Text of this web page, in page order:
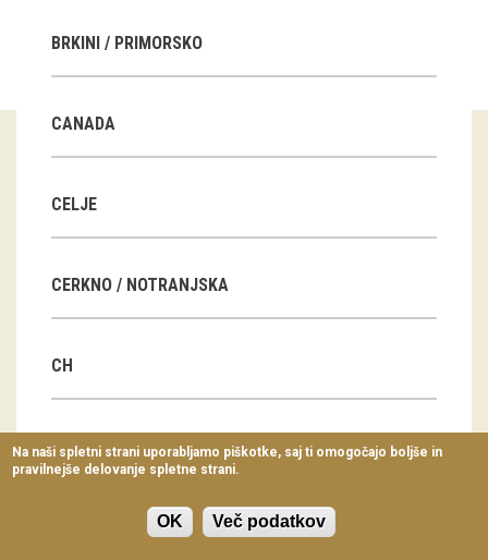
E-razstave
Arhiv razstav
dogodki
Predavanja
Delavnice
Vodeni ogledi
BRKINI / PRIMORSKO
CANADA
CELJE
CERKNO / NOTRANJSKA
CH
CN
Na naši spletni strani uporabljamo piškotke, saj ti omogočajo boljše in
pravilnejše delovanje spletne strani.
OK Več podatkov